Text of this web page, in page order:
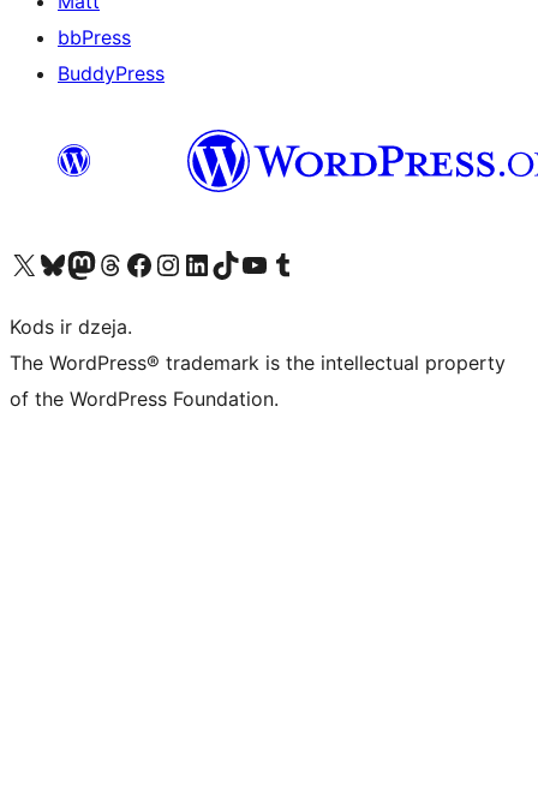
bbPress
BuddyPress
Apmeklējiet mūsu X (agrāk Twitter) kontu
Apmeklējiet mūsu Bluesky kontu
Apmeklējiet mūsu Mastodon kontu
Apmeklējiet mūsu Threads kontu
Apmeklējiet mūsu Facebook lapuApmeklējiet mūsu Instagram kontu
Apmeklējiet mūsu LinkedIn kontu
Apmeklējiet mūsu TikTok kontu
Apmeklējiet mūsu YouTube kanālu
Apmeklējiet mūsu Tumblr kontu
Kods ir dzeja.
The WordPress® trademark is the intellectual property
of the WordPress Foundation.